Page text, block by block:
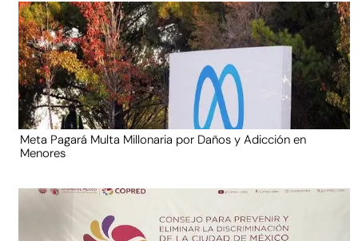
Meta Pagará Multa Millonaria por Daños y Adicción en
Menores